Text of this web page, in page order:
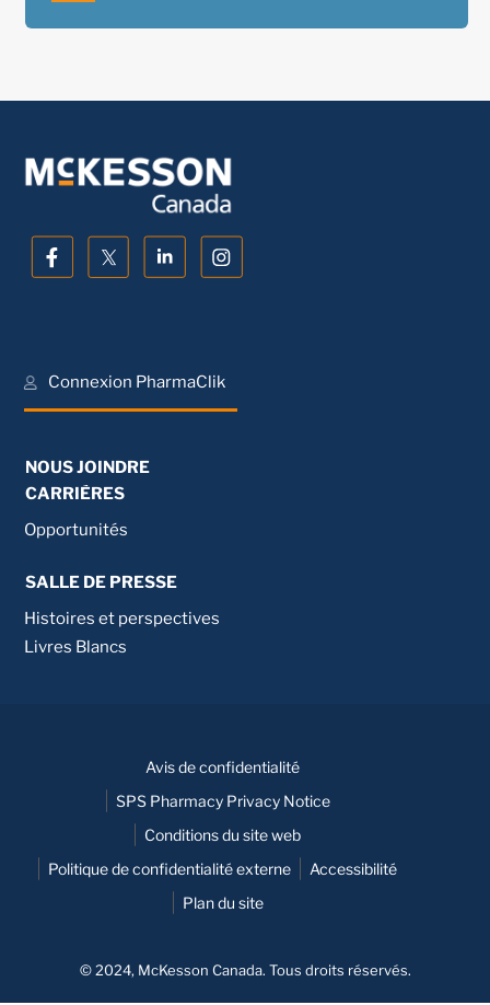
Connexion PharmaClik
NOUS JOINDRE
CARRIÈRES
Opportunités
SALLE DE PRESSE
Histoires et perspectives
Livres Blancs
Avis de confidentialité
SPS Pharmacy Privacy Notice
Conditions du site web
Politique de confidentialité externe
Accessibilité
Plan du site
© 2024, McKesson Canada. Tous droits réservés.